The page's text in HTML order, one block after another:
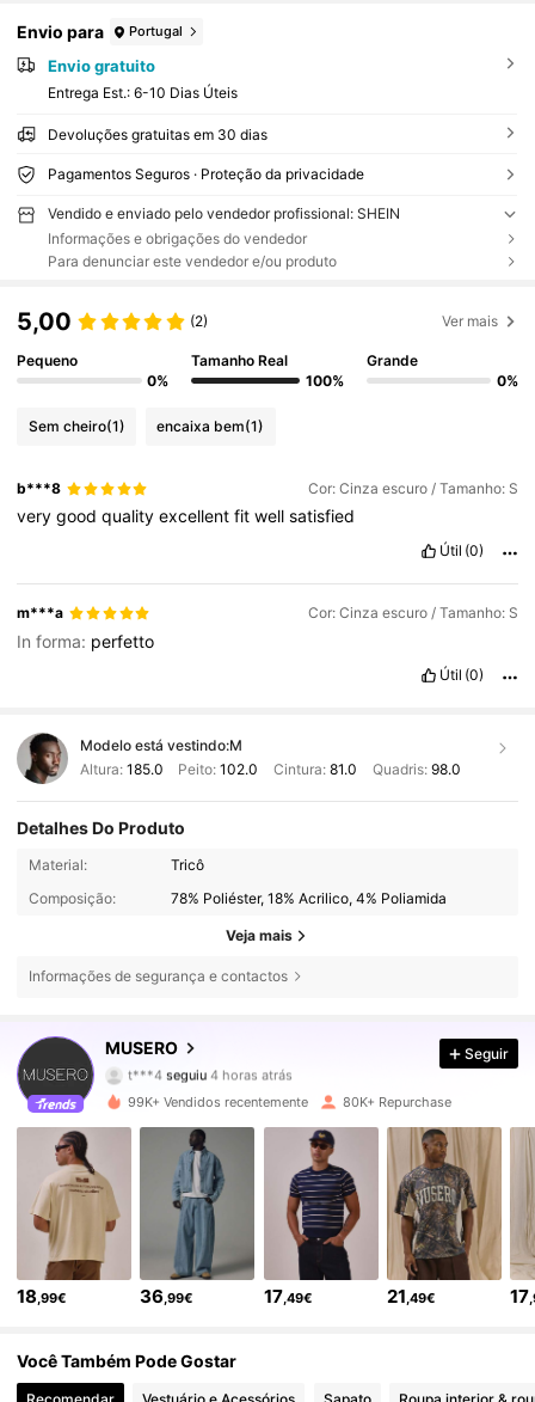
Envio para Portugal
Envio gratuito
Entrega Est.: 6-10 Dias Úteis
Devoluções gratuitas em 30 dias
Pagamentos Seguros · Proteção da privacidade
Vendido e enviado pelo vendedor profissional: SHEIN
Informações e obrigações do vendedor
Para denunciar este vendedor e/ou produto
5,00 (2) Ver mais
Pequeno
0%
Tamanho Real
100%
Grande
0%
Sem cheiro(1) encaixa bem(1)
b***8 Cor: Cinza escuro / Tamanho: S
verygoodqualityexcellentfitwellsatisfied
Útil (0)
m***a Cor: Cinza escuro / Tamanho: S
In forma: perfetto
Útil (0)
Modelo está vestindo:M
Altura: 185.0 Peito:102.0 Cintura: 81.0 Quadris: 98.0
Detalhes Do Produto
Material:
Tricô
Composição:
78% Poliéster, 18% Acrilico, 4% Poliamida
Veja mais
Informações de segurança e contactos
MUSERO
d***e está a navegar
4,79
163K Seguidores
163K Seguidores
163K Seguidores
4,79 163K Seguidores
Seguir
99K+ Vendidos recentemente 80K+ Repurchase
18,99€ 36,99€ 17,49€ 21,49€ 17
Você Também Pode Gostar